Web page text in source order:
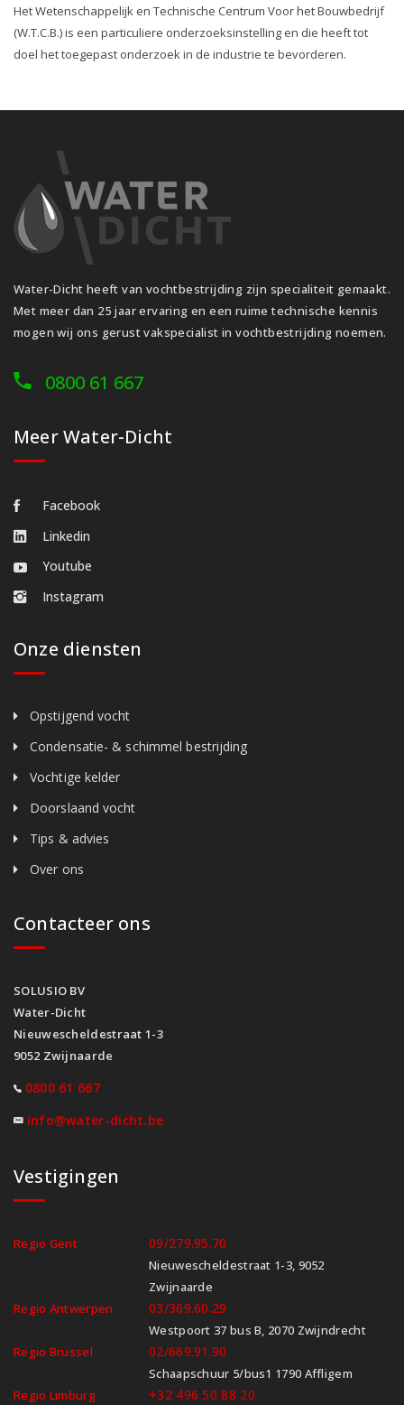
Het Wetenschappelijk en Technische Centrum Voor het Bouwbedrijf
(W.T.C.B.) is een particuliere onderzoeksinstelling en die heeft tot
doel het toegepast onderzoek in de industrie te bevorderen.
Water-Dicht heeft van vochtbestrijding zijn specialiteit gemaakt.
Met meer dan 25 jaar ervaring en een ruime technische kennis
mogen wij ons gerust vakspecialist in vochtbestrijding noemen.
0800 61 667
Meer Water-Dicht
Facebook
Linkedin
Youtube
Instagram
Onze diensten
Opstijgend vocht
Condensatie- & schimmel bestrijding
Vochtige kelder
Doorslaand vocht
Tips & advies
Over ons
Contacteer ons
SOLUSIO BV
Water-Dicht
Nieuwescheldestraat 1-3
9052 Zwijnaarde
0800 61 667
info@water-dicht.be
Vestigingen
Regio Gent 09/279.95.70
Nieuwescheldestraat 1-3, 9052
Zwijnaarde
Regio Antwerpen
03/369.60.29
Westpoort 37 bus B, 2070 Zwijndrecht
Regio Brussel
02/669.91.90
Schaapschuur 5/bus1 1790 Affligem
Regio Limburg
+32 496 50 88 20